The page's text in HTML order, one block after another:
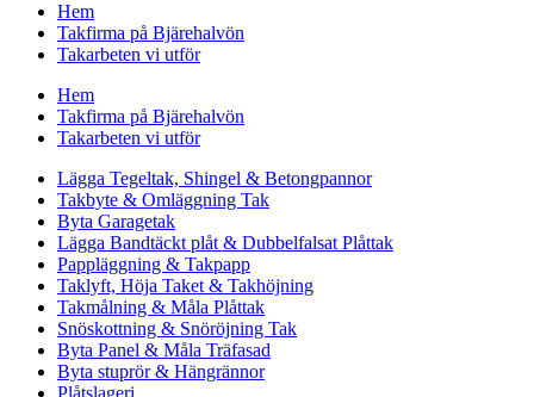
Hem
Takfirma på Bjärehalvön
Takarbeten vi utför
Hem
Takfirma på Bjärehalvön
Takarbeten vi utför
Lägga Tegeltak, Shingel & Betongpannor
Takbyte & Omläggning Tak
Byta Garagetak
Lägga Bandtäckt plåt & Dubbelfalsat Plåttak
Pappläggning & Takpapp
Taklyft, Höja Taket & Takhöjning
Takmålning & Måla Plåttak
Snöskottning & Snöröjning Tak
Byta Panel & Måla Träfasad
Byta stuprör & Hängrännor